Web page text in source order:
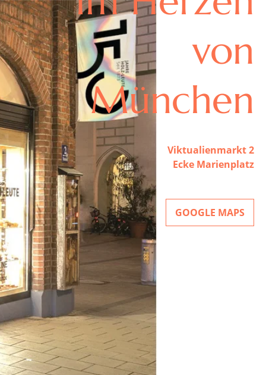
von
München
Viktualienmarkt 2
Ecke Marienplatz
GOOGLE MAPS